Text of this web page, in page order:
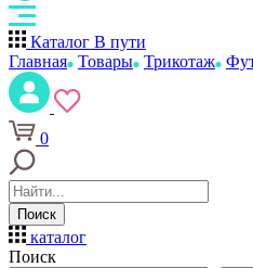
Каталог В пути
Главная Товары Трикотаж
0
Поиск
каталог
Поиск